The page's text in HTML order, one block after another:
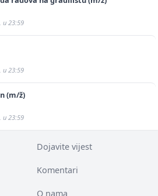
u 23:59
u 23:59
(m/ž)
u 23:59
Dojavite vijest
Komentari
O nama